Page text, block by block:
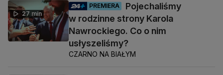
27 min
PREMIERA
Pojechaliśmy
w rodzinne strony Karola
Nawrockiego. Co o nim
usłyszeliśmy?
CZARNO NA BIAŁYM